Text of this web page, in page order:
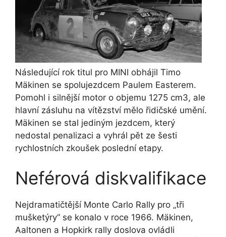
Následující rok titul pro MINI obhájil Timo
Mäkinen se spolujezdcem Paulem Easterem.
Pomohl i silnější motor o objemu 1275 cm3, ale
hlavní zásluhu na vítězství mělo řidičské umění.
Mäkinen se stal jediným jezdcem, který
nedostal penalizaci a vyhrál pět ze šesti
rychlostních zkoušek poslední etapy.
Neférová diskvalifikace
Nejdramatičtější Monte Carlo Rally pro „tři
mušketýry“ se konalo v roce 1966. Mäkinen,
Aaltonen a Hopkirk rally doslova ovládli